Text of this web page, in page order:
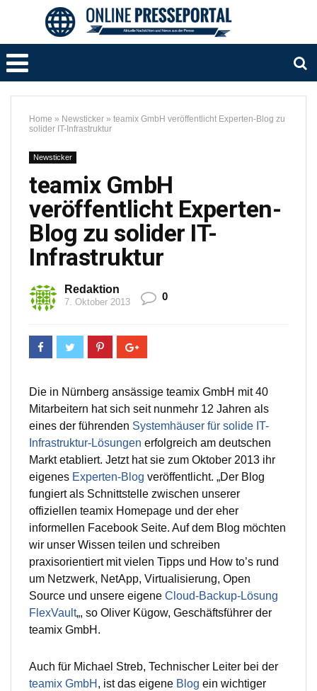
Home » Newsticker » teamix GmbH veröffentlicht Experten-Blog zu
solider IT-Infrastruktur
Newsticker
teamix GmbH
veröffentlicht Experten-
Blog zu solider IT-
Infrastruktur
Redaktion
7. Oktober 2013 0
Die in Nürnberg ansässige teamix GmbH mit 40
Mitarbeitern hat sich seit nunmehr 12 Jahren als
eines der führenden Systemhäuser für solide IT-
Infrastruktur-Lösungen erfolgreich am deutschen
Markt etabliert. Jetzt hat sie zum Oktober 2013 ihr
eigenes Experten-Blog veröffentlicht. „Der Blog
fungiert als Schnittstelle zwischen unserer
offiziellen teamix Homepage und der eher
informellen Facebook Seite. Auf dem Blog möchten
wir unser Wissen teilen und schreiben
praxisorientiert mit vielen Tipps und How to’s rund
um Netzwerk, NetApp, Virtualisierung, Open
Source und unsere eigene Cloud-Backup-Lösung
FlexVault„, so Oliver Kügow, Geschäftsführer der
teamix GmbH.
Auch für Michael Streb, Technischer Leiter bei der
teamix GmbH , ist das eigene Blog ein wichtiger